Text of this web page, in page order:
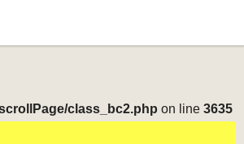
class_bc2.php on line 3635